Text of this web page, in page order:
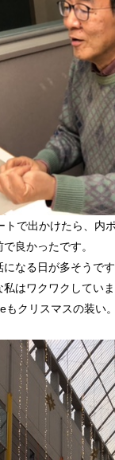
トで出かけたら、内
良かったです。
なる日が多そうです
はワクワクしていま
クリスマスの装い。